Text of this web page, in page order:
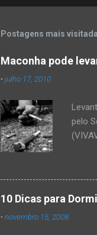
r
o
s
Postagens mais
Maconha pode
-julho 17, 2010
pelo
ou
10 Dicas para
-novembro 15, 2008